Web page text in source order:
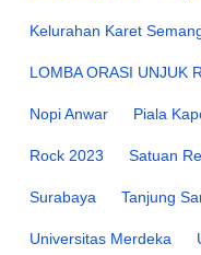
Kelurahan Karet
LOMBA ORASI UNJUK
Nopi Anwar Piala
Rock 2023 Satuan
Surabaya Tanjung
Universitas Merdeka